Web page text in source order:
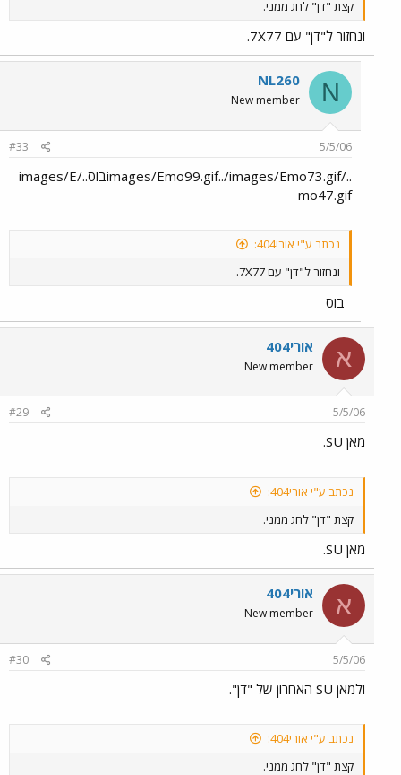
קצת "דן" לחג ממני.
ונחזור ל"דן" עם 7X77.
N
NL260
New member
5/5/06
#33
../images/Emo99.gif../images/Emo73.gifבוס../images/E
mo47.gif
נכתב ע"י אורי404:
ונחזור ל"דן" עם 7X77.
בוס
א אורי404
New member
5/5/06
#29
מאן SU.
נכתב ע"י אורי404:
קצת "דן" לחג ממני.
מאן SU.
א אורי404
New member
5/5/06
#30
ולמאן SU האחרון של "דן".
נכתב ע"י אורי404:
קצת "דן" לחג ממני.